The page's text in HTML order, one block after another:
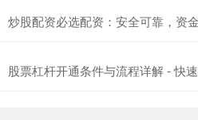
炒股配资必选配资：安全可靠，资
股票杠杆开通条件与流程详解 - 快